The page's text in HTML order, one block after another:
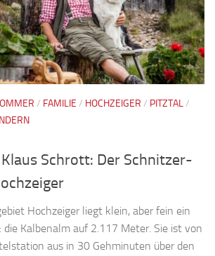
/ FAMILIE / HOCHZEIGER / PITZTAL/
Schrott: Der Schnitzer-
Hochzeiger liegt klein, aber fein ein
die Kalbenalm auf 2.117 Meter. Sie ist von
aus in 30 Gehminuten über den